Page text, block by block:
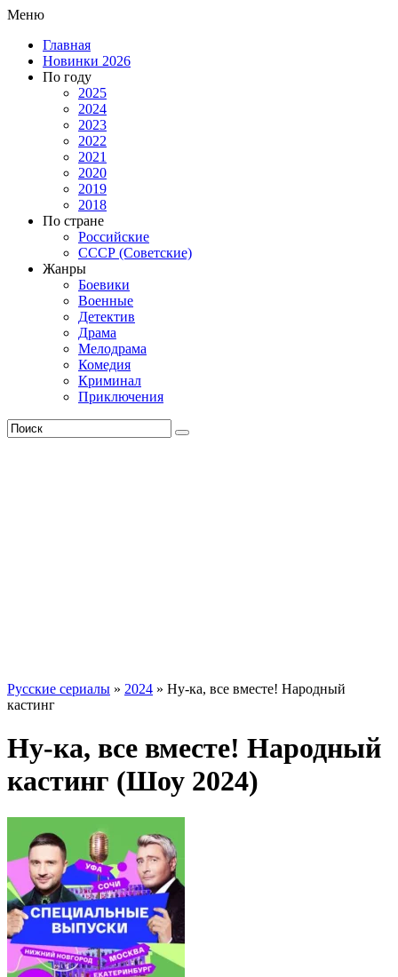
Меню
Главная
Новинки 2026
По году
2025
2024
2023
2022
2021
2020
2019
2018
По стране
Российские
СССР (Советские)
Жанры
Боевики
Военные
Детектив
Драма
Мелодрама
Комедия
Криминал
Приключения
Русские сериалы » 2024 » Ну-ка, все вместе! Народный
кастинг
Ну-ка, все вместе! Народный
кастинг (Шоу 2024)